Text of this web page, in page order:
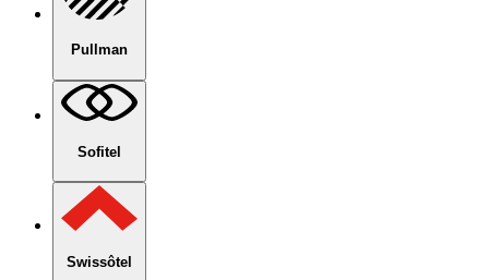
Pullman
Sofitel
Swissôtel